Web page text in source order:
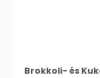
Brokkoli- és